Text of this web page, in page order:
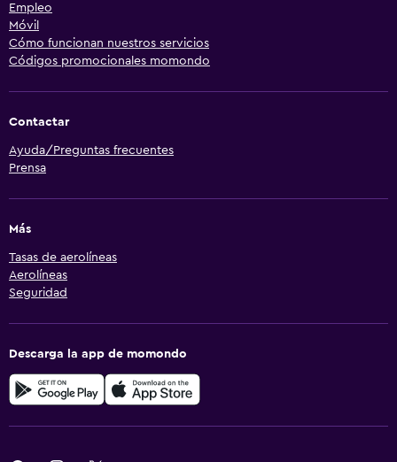
Empleo
Móvil
Cómo funcionan nuestros servicios
Códigos promocionales momondo
Contactar
Ayuda/Preguntas frecuentes
Prensa
Más
Tasas de aerolíneas
Aerolíneas
Seguridad
Descarga la app de momondo